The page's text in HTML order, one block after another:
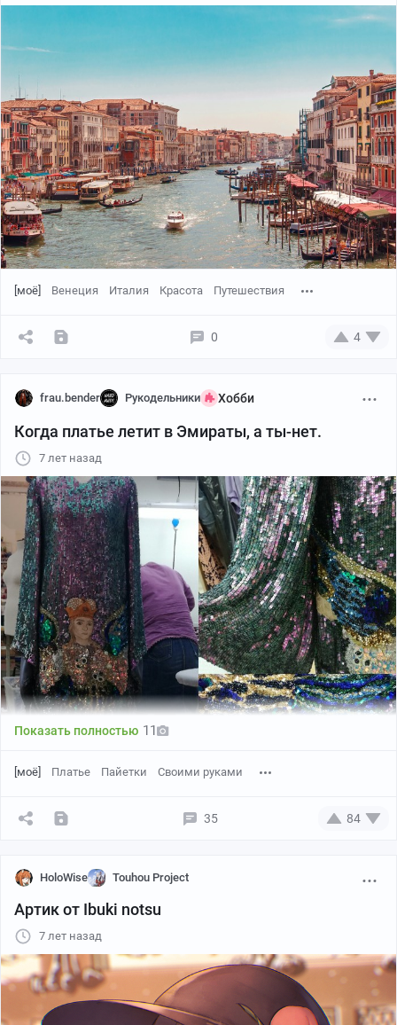
Прошу совета у вас, уважаемы юристы, как можно
избежать такой ситуации и быть готовой к
решительным и правильным действиям.
Буду очень благодарна за помощь!
[моё] Венеция Италия Красота Путешествия
0 4
frau.bender Рукодельники Хобби
Когда платье летит в Эмираты, а ты-нет.
7 лет назад
Показать полностью 11
[моё] Платье Пайетки Своими руками
35 84
HoloWise Touhou Project
Артик от Ibuki notsu
7 лет назад